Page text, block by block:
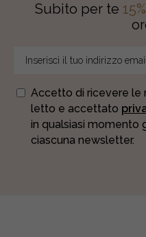
Subito per te
Accetto di ricevere le
letto e accettato
in qualsiasi momento
ciascuna newsletter.